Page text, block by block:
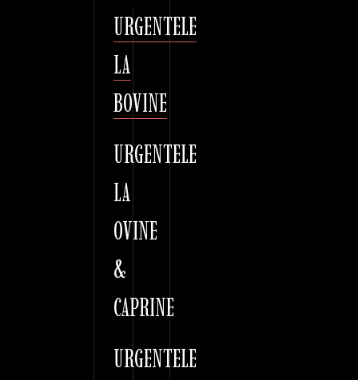
URGENTELE
LA
BOVINE
URGENTELE
LA
OVINE
&
CAPRINE
URGENTELE